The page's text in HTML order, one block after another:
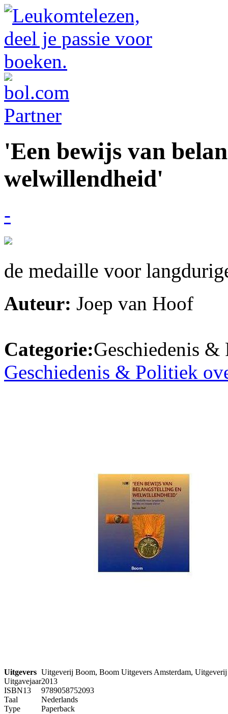
'Een bewijs van
welwillendheid'
-
de medaille voor
Auteur: Joep van Hoof
Categorie:Geschiedenis
Geschiedenis & Politiek
Uitgevers Uitgeverij Boom, Boom Uitgevers Amsterdam,
Uitgavejaar2013
ISBN13
9789058752093
Taal
Nederlands
Type
Paperback